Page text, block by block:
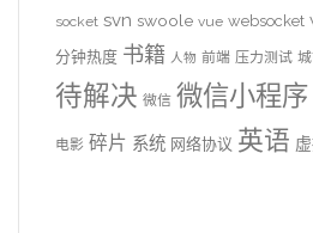
socket svn swoole vue websocket
分钟热度 书籍 人物 前端 压力测试
待解决 微信 微信小程序
电影 碎片 系统 网络协议 英语